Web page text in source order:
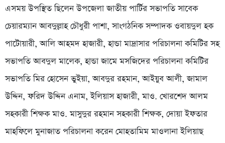
এসময় উপস্থিত ছিলেন উপজেলা জাতীয় পার্টির সভাপতি সাবেক
চেয়ারম্যান আবদুল্লাহ চৌধুরী পাশা, সাংগঠনিক সম্পাদক ওবায়দুল হক
পাটোয়ারী, আলি আহমদ হাজারী, হান্ডা মাদ্রাসার পরিচালনা কমিটির সহ
সভাপতি আবদুল মালেক, হান্ডা জামে মসজিদের পরিচালনা কমিটির
সভাপতি মির হোসেন ভুইয়া, আবদুর রহমান, আইয়ুব আলী, জামাল
উদ্দিন, ফরিদ উদ্দিন এনাম, ইলিয়াস হাজারী, মাও. খোরশেদ আলম
সহকারী শিক্ষক মাও. মাসুদুর রহমান সহকারী শিক্ষক, দোয়া ইফতার
মাহফিলে মুনাজাত পরিচালনা করেন মোহতামিম মাওলানা ইলিয়াছ